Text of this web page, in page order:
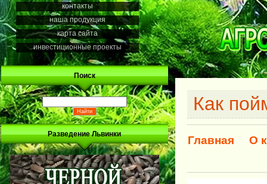
контакты
наша продукция
карта сайта
инвестиционные проекты
Поиск
Разведение Львинки
Как
Главная О